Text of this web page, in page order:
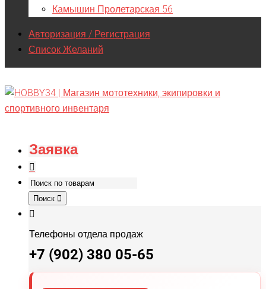
Камышин Пролетарская 56
Авторизация / Регистрация
Список Желаний
Заявка
Поиск
Телефоны отдела продаж
+7 (902) 380 05-65